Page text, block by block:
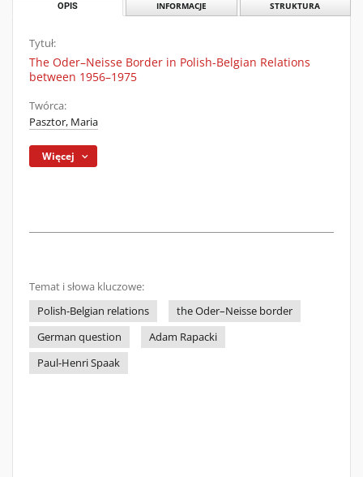
OPIS INFORMACJE STRUKTURA
Tytuł:
The Oder–Neisse Border in Polish-Belgian Relations
between 1956–1975
Twórca:
Pasztor, Maria
Więcej
Temat i słowa kluczowe:
Polish-Belgian relations
the Oder–Neisse border
German question
Adam Rapacki
Paul-Henri Spaak